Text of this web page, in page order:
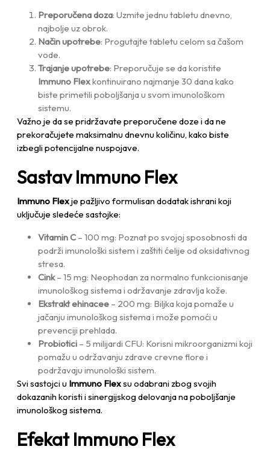
Preporučena doza: Uzmite jednu tabletu dnevno,
najbolje uz obrok.
Način upotrebe: Progutajte tabletu celom sa čašom
vode.
Trajanje upotrebe: Preporučuje se da koristite
Immuno Flexkontinuirano najmanje 30 dana kako
biste primetili poboljšanja u svom imunološkom
sistemu.
Važno je da se pridržavate preporučene doze i da ne
prekoračujete maksimalnu dnevnu količinu, kako biste
izbegli potencijalne nuspojave.
Sastav Immuno Flex
Immuno Flexje pažljivo formulisan dodatak ishrani koji
uključuje sledeće sastojke:
Vitamin C– 100 mg: Poznat po svojoj sposobnosti da
podrži imunološki sistem i zaštiti ćelije od oksidativnog
stresa.
Cink– 15 mg: Neophodan za normalno funkcionisanje
imunološkog sistema i održavanje zdravlja kože.
Ekstrakt ehinacee – 200 mg: Biljka koja pomaže u
jačanju imunološkog sistema i može pomoći u
prevenciji prehlada.
Probiotici – 5 milijardi CFU: Korisni mikroorganizmi koji
pomažu u održavanju zdrave crevne flore i
podržavaju imunološki sistem.
Svi sastojci u Immuno Flexsu odabrani zbog svojih
dokazanih koristi i sinergijskog delovanja na poboljšanje
imunološkog sistema.
Efekat Immuno Flex